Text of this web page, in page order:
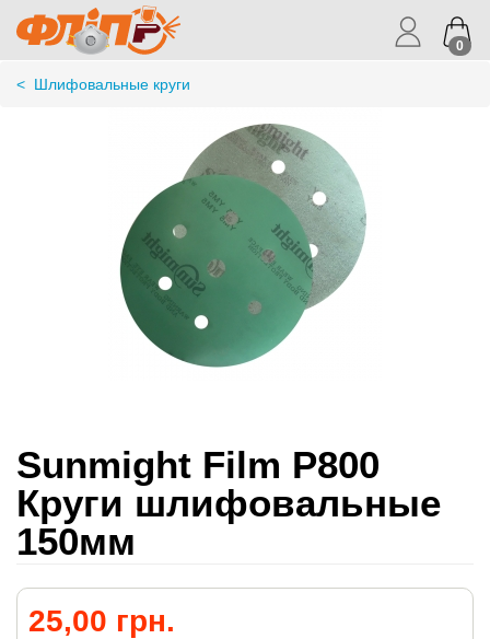
0
< Шлифовальные круги
Sunmight Film P800
Круги шлифовальные
150мм
25,00 грн.